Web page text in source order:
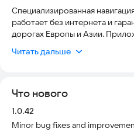
Специализированная
работает без интернета и
дорогах Европы и Азии.
ограничениях скорости
● Построение маршрута с
Читать дальше
Что нового
Версия:
1.0.42
Minor bug fixes and